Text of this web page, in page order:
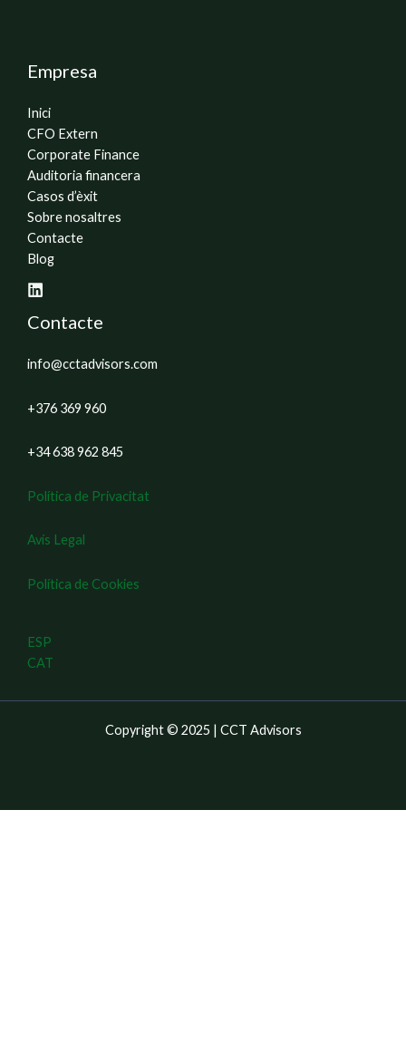
Empresa
Inici
CFO Extern
Corporate Finance
Auditoria financera
Casos d’èxit
Sobre nosaltres
Contacte
Blog
Contacte
info@cctadvisors.com
+376 369 960
+34 638 962 845
Política de Privacitat
Avís Legal
Política de Cookies
ESP
CAT
Copyright © 2025 | CCT Advisors